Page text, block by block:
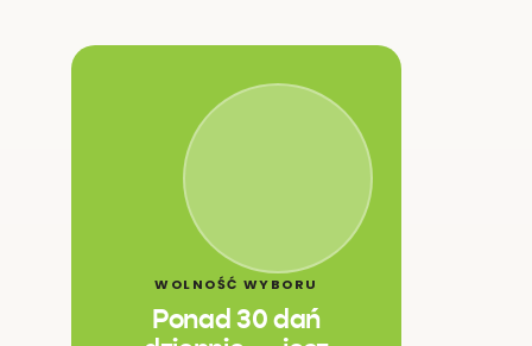
WOLNOŚĆ WYBORU
Ponad 30 dań